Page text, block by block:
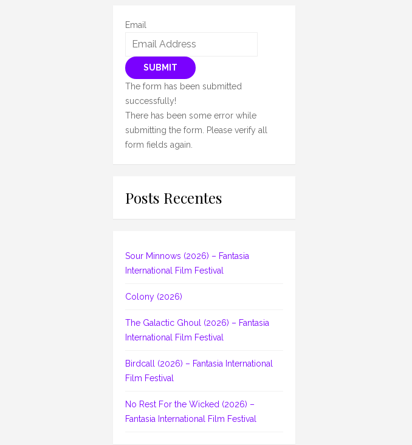
Email
SUBMIT
The form has been submitted
successfully!
There has been some error while
submitting the form. Please verify all
form fields again.
Posts Recentes
Sour Minnows (2026) – Fantasia
International Film Festival
Colony (2026)
The Galactic Ghoul (2026) – Fantasia
International Film Festival
Birdcall (2026) – Fantasia International
Film Festival
No Rest For the Wicked (2026) –
Fantasia International Film Festival